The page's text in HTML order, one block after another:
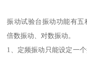
振动试验台振动功能有五
倍数振动、对数振动。
1、定频振动只能设定一